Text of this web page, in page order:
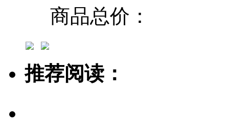
商品总价：
推荐阅读：